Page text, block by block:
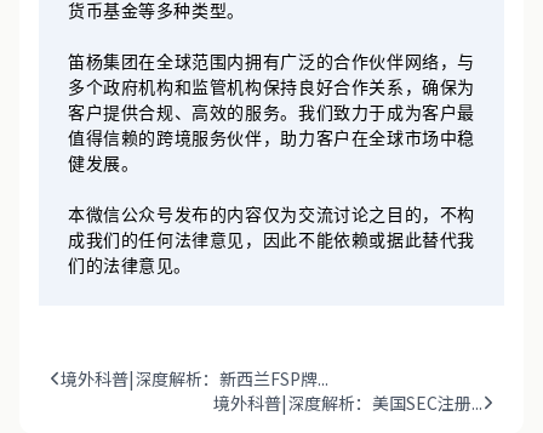
务涵盖对冲基金、私募股权/风险资本基金以及加密
笛杨集团在全球范围内拥有广泛的合作伙伴网络，与
多个政府机构和监管机构保持良好合作关系，确保为
客户提供合规、高效的服务。我们致力于成为客户最
值得信赖的跨境服务伙伴，助力客户在全球市场中稳
本微信公众号发布的内容仅为交流讨论之目的，不构
成我们的任何法律意见，因此不能依赖或据此替代我
境外科普|深度解析：新西兰FSP牌...